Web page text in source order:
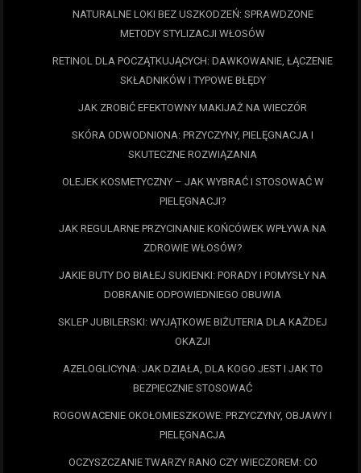
NATURALNE LOKI BEZ USZKODZEŃ: SPRAWDZONE
METODY STYLIZACJI WŁOSÓW
RETINOL DLA POCZĄTKUJĄCYCH: DAWKOWANIE, ŁĄCZENIE
SKŁADNIKÓW I TYPOWE BŁĘDY
JAK ZROBIĆ EFEKTOWNY MAKIJAŻ NA WIECZÓR
SKÓRA ODWODNIONA: PRZYCZYNY, PIELĘGNACJA I
SKUTECZNE ROZWIĄZANIA
OLEJEK KOSMETYCZNY – JAK WYBRAĆ I STOSOWAĆ W
PIELĘGNACJI?
JAK REGULARNE PRZYCINANIE KOŃCÓWEK WPŁYWA NA
ZDROWIE WŁOSÓW?
JAKIE BUTY DO BIAŁEJ SUKIENKI: PORADY I POMYSŁY NA
DOBRANIE ODPOWIEDNIEGO OBUWIA
SKLEP JUBILERSKI: WYJĄTKOWE BIŻUTERIA DLA KAŻDEJ
OKAZJI
AZELOGLICYNA: JAK DZIAŁA, DLA KOGO JEST I JAK TO
BEZPIECZNIE STOSOWAĆ
ROGOWACENIE OKOŁOMIESZKOWE: PRZYCZYNY, OBJAWY I
PIELĘGNACJA
OCZYSZCZANIE TWARZY RANO CZY WIECZOREM: CO